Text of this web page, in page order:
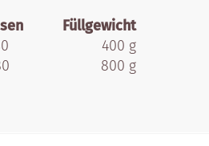
Füllgewicht
400 g
800 g